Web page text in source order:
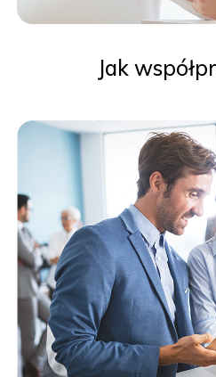
Jak